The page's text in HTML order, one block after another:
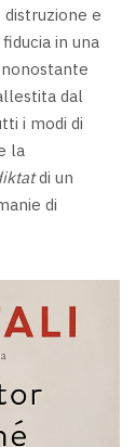
e
in una
dal
i modi di
la
di un
di